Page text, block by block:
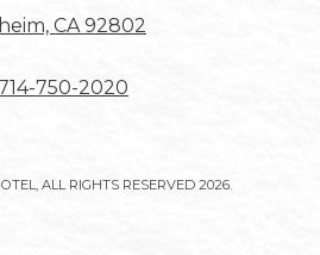
CA 92802
750-2020
ALL RIGHTS RESERVED 2026.